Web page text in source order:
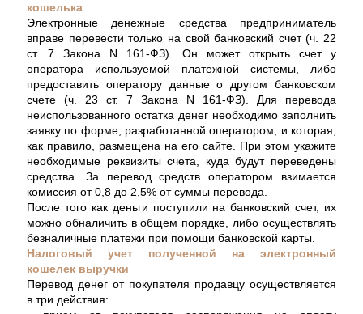
кошелька
Электронные денежные средства предприниматель
вправе перевести только на свой банковский счет (ч. 22
ст. 7 Закона N 161-ФЗ). Он может открыть счет у
оператора используемой платежной системы, либо
предоставить оператору данные о другом банковском
счете (ч. 23 ст. 7 Закона N 161-ФЗ). Для перевода
неиспользованного остатка денег необходимо заполнить
заявку по форме, разработанной оператором, и которая,
как правило, размещена на его сайте. При этом укажите
необходимые реквизиты счета, куда будут переведены
средства. За перевод средств оператором взимается
комиссия от 0,8 до 2,5% от суммы перевода.
После того как деньги поступили на банковский счет, их
можно обналичить в общем порядке, либо осуществлять
безналичные платежи при помощи банковской карты.
Налоговый учет полученной на электронный
кошелек выручки
Перевод денег от покупателя продавцу осуществляется
в три действия: